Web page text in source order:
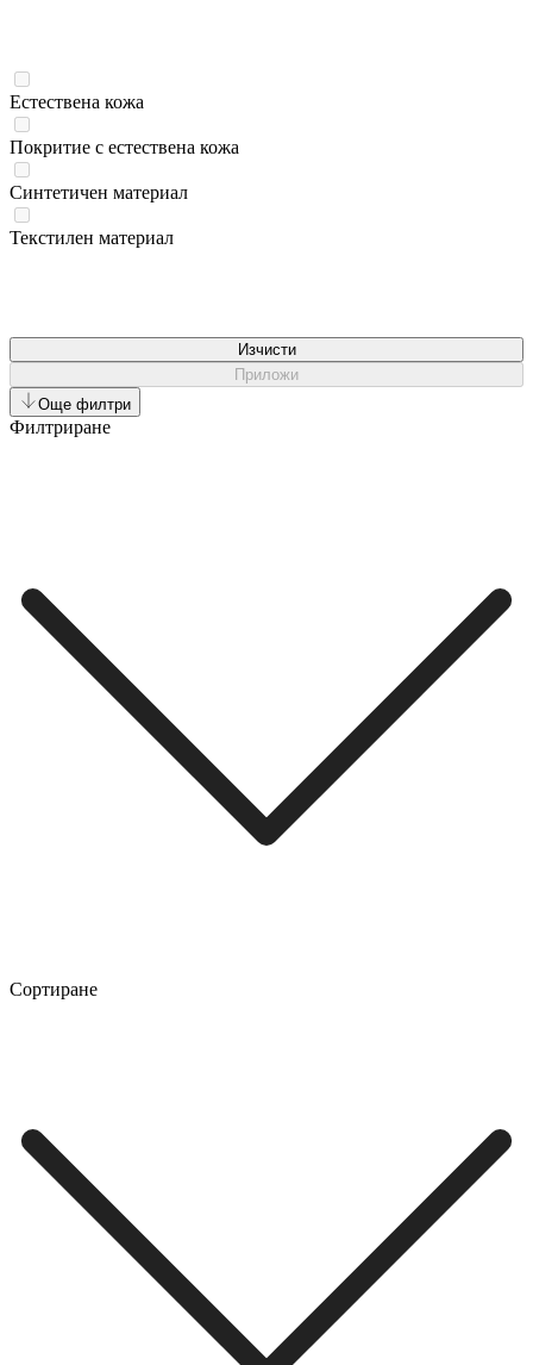
Естествена кожа
Покритие с естествена кожа
Синтетичен материал
Текстилен материал
Изчисти
Приложи
Още филтри
Филтриране
Сортиране